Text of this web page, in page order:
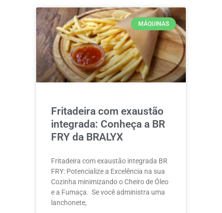
MÁQUINAS
Fritadeira com exaustão
integrada: Conheça a BR
FRY da BRALYX
Fritadeira com exaustão integrada BR
FRY: Potencialize a Excelência na sua
Cozinha minimizando o Cheiro de Óleo
e a Fumaça. Se você administra uma
lanchonete,